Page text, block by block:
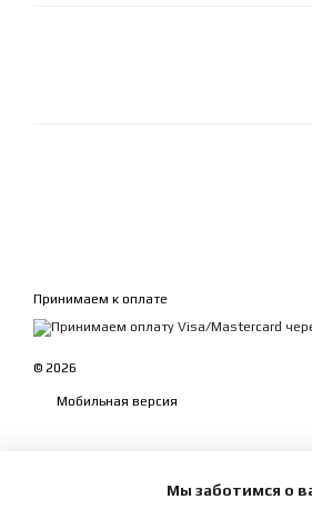
Принимаем к оплате
© 2026
Мобильная версия
Мы заботимся о